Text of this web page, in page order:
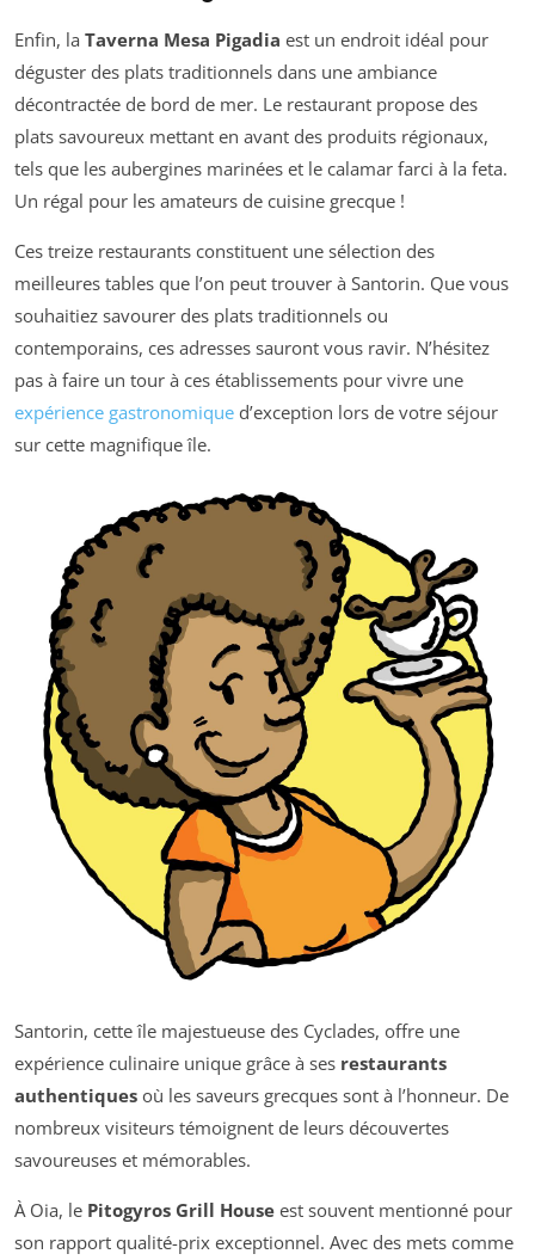
Enfin, la Taverna Mesa Pigadia est un endroit idéal pour
déguster des plats traditionnels dans une ambiance
décontractée de bord de mer. Le restaurant propose des
plats savoureux mettant en avant des produits régionaux,
tels que les aubergines marinées et le calamar farci à la feta.
Un régal pour les amateurs de cuisine grecque !
Ces treize restaurants constituent une sélection des
meilleures tables que l’on peut trouver à Santorin. Que vous
souhaitiez savourer des plats traditionnels ou
contemporains, ces adresses sauront vous ravir. N’hésitez
pas à faire un tour à ces établissements pour vivre une
expérience gastronomique d’exception lors de votre séjour
sur cette magnifique île.
Santorin, cette île majestueuse des Cyclades, offre une
expérience culinaire unique grâce à ses restaurants
authentiques où les saveurs grecques sont à l’honneur. De
nombreux visiteurs témoignent de leurs découvertes
savoureuses et mémorables.
À Oia, le Pitogyros Grill House est souvent mentionné pour
son rapport qualité-prix exceptionnel. Avec des mets comme